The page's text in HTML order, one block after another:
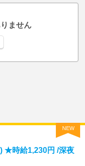
ません
NEW
★時給1,230円 /深夜